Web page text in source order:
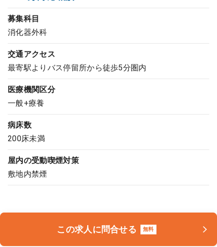
コンサルタント
成功事例
転職ノウハウ
クリニック開業
採用をお考えの医療機関の方
募集科目
消化器外科
交通アクセス
最寄駅よりバス停留所から徒歩5分圏内
医療機関区分
一般+療養
病床数
200床未満
屋内の受動喫煙対策
敷地内禁煙
この求人に問合せる 無料